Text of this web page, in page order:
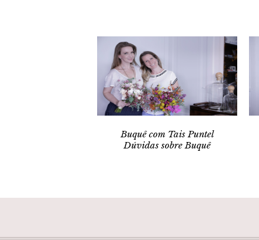
Buquê com Tais Puntel
Dúvidas sobre Buquê